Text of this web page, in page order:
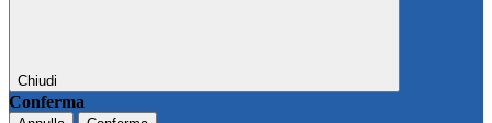
Chiudi
Conferma